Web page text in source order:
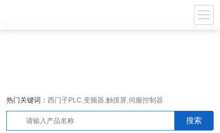
热门关键词：西门子PLC,变频器,触摸屏,伺服控制器